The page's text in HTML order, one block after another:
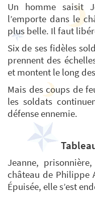
Un homme saisit
l’emporte dans le
plus belle. Il faut
Six de ses fidèles
prennent des
et montent le long
Mais des coups de
les soldats
défense ennemie.
Jeanne,
château de Philippe
Épuisée, elle s’est